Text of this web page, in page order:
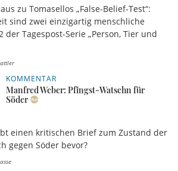
zu Tomasellos „False-Belief-Test“:
sind zwei einzigartig menschliche
der Tagespost-Serie „Person, Tier und
KOMMENTAR
Manfred Weber: Pfingst-Watschn für
Söder
einen kritischen Brief zum Zustand der
gegen Söder bevor?